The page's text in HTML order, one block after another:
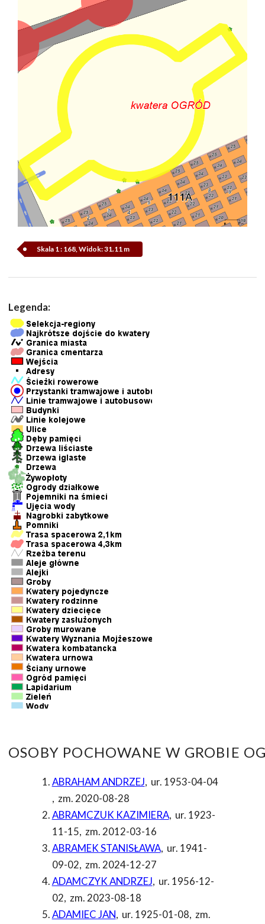
Skala 1 : 168, Widok: 31.11 m
Legenda:
OSOBY POCHOWANE W GROBIE
ABRAHAM ANDRZEJ, ur. 1953-04-04
, zm. 2020-08-28
ABRAMCZUK KAZIMIERA, ur. 1923-
11-15, zm. 2012-03-16
ABRAMEK STANISŁAWA, ur. 1941-
09-02, zm. 2024-12-27
ADAMCZYK ANDRZEJ, ur. 1956-12-
02, zm. 2023-08-18
ADAMIEC JAN, ur. 1925-01-08, zm.